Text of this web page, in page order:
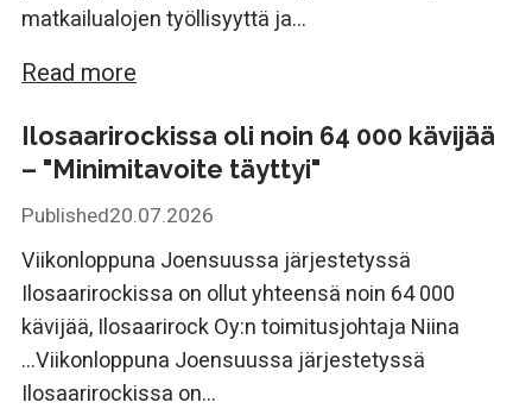
matkailualojen työllisyyttä ja...
Read more
Ilosaarirockissa oli noin 64 000 kävijää
– "Minimitavoite täyttyi"
Published20.07.2026
Viikonloppuna Joensuussa järjestetyssä
Ilosaarirockissa on ollut yhteensä noin 64 000
kävijää, Ilosaarirock Oy:n toimitusjohtaja Niina
...Viikonloppuna Joensuussa järjestetyssä
Ilosaarirockissa on...